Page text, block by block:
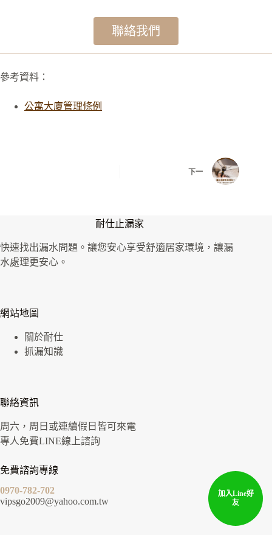
聯絡我們
參考資料：
公寓大廈管理條例
下一
耐仕止漏家
快速找出漏水問題。讓您安心享受舒適居家環境，讓漏
水處理更安心。
網站地圖
關於耐仕
抓漏知識
聯絡資訊
周六，周日或連續假日皆可來電
專人免費LINE線上諮詢
免費諮詢專線
0970-782-702
vipsgo2009@yahoo.com.tw
加入Line好
友